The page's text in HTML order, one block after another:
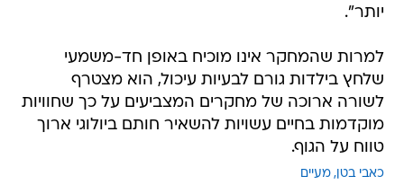
יותר".
למרות שהמחקר אינו מוכיח באופן חד-משמעי
שלחץ בילדות גורם לבעיות עיכול, הוא מצטרף
לשורה ארוכה של מחקרים המצביעים על כך שחוויות
מוקדמות בחיים עשויות להשאיר חותם ביולוגי ארוך
טווח על הגוף.
כאבי בטן מעיים